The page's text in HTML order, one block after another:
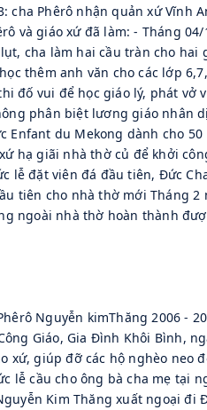
cha Phêrô nhận quản xứ Vĩnh
và giáo xứ đã làm: - Tháng
cha làm hai cầu tràn cho hai
thêm anh văn cho các lớp
đố vui để học giáo lý, phát vở
phân biệt lương giáo nhân
Enfant du Mekong dành cho
hạ giãi nhà thờ củ để khởi
lễ đặt viên đá đầu tiên, Đức
tiên cho nhà thờ mới Tháng 2
ngoài nhà thờ hoàn thành
Nguyễn kimThăng 2006 -
Công Giáo, Gia Đình Khôi Bình,
xứ, giúp đỡ các hộ nghèo neo
lễ cầu cho ông bà cha mẹ tại
Kim Thăng xuất ngoại